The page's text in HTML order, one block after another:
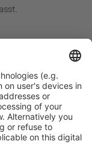
für eingeloggte